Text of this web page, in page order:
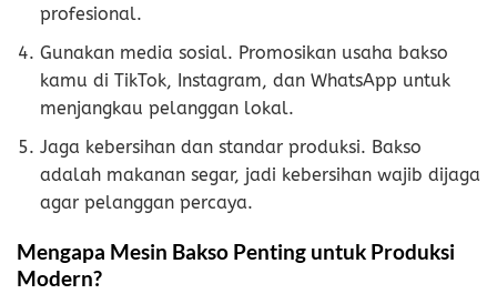
profesional.
Gunakan media sosial. Promosikan usaha bakso
kamu di TikTok, Instagram, dan WhatsApp untuk
menjangkau pelanggan lokal.
Jaga kebersihan dan standar produksi. Bakso
adalah makanan segar, jadi kebersihan wajib dijaga
agar pelanggan percaya.
Mengapa Mesin Bakso Penting untuk Produksi
Modern?